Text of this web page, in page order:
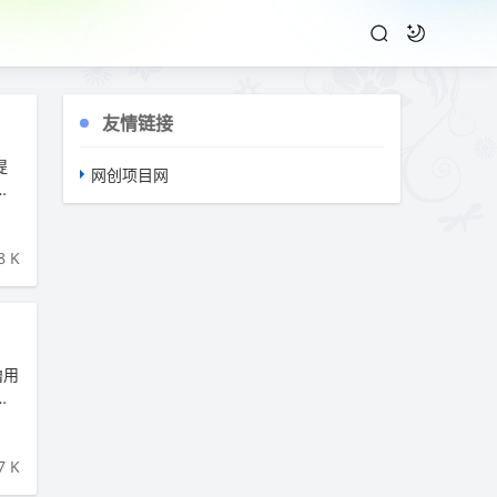
K
K
友情链接
网创项目网